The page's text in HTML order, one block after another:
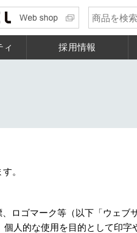
ィ 採用情報
。
ロゴマーク等（以下「ウェブ
人的な使用を目的として印字